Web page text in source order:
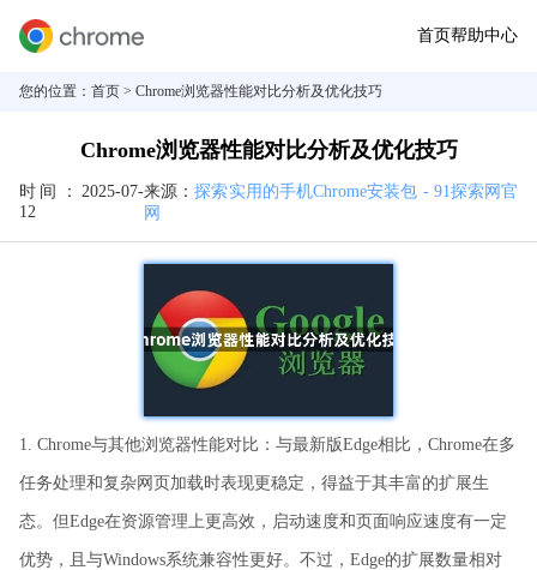
首页帮助中心
您的位置： 首页 > Chrome浏览器性能对比分析及优化技巧
Chrome浏览器性能对比分析及优化技巧
时间： 2025-07-
12
来源：探索实用的手机Chrome安装包 - 91探索网官
网
1. Chrome与其他浏览器性能对比：与最新版Edge相比，Chrome在多
任务处理和复杂网页加载时表现更稳定，得益于其丰富的扩展生
态。但Edge在资源管理上更高效，启动速度和页面响应速度有一定
优势，且与Windows系统兼容性更好。不过，Edge的扩展数量相对